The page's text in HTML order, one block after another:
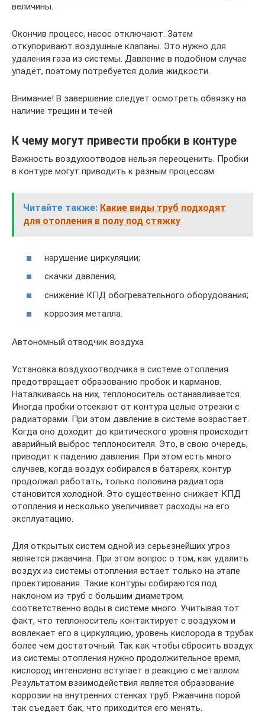
величины.
Окончив процесс, насос отключают. Затем
откупоривают воздушные клапаны. Это нужно для
удаления газа из системы. Давление в подобном случае
упадёт, поэтому потребуется долив жидкости.
Внимание! В завершение следует осмотреть обвязку на
наличие трещин и течей
К чему могут привести пробки в контуре
Важность воздухоотводов нельзя переоценить. Пробки
в контуре могут приводить к разным процессам:
Читайте также: Какие виды труб подходят
для отопления в полу под стяжку
нарушение циркуляции;
скачки давления;
снижение КПД обогревательного оборудования;
коррозия металла.
Автономный отводчик воздуха
Установка воздухоотводчика в системе отопления
предотвращает образованию пробок и карманов.
Наталкиваясь на них, теплоноситель останавливается.
Иногда пробки отсекают от контура целые отрезки с
радиаторами. При этом давление в системе возрастает.
Когда оно доходит до критического уровня происходит
аварийный выброс теплоносителя. Это, в свою очередь,
приводит к падению давления. При этом есть много
случаев, когда воздух собирался в батареях, контур
продолжал работать, только половина радиатора
становится холодной. Это существенно снижает КПД
отопления и несколько увеличивает расходы на его
эксплуатацию.
Для открытых систем одной из серьезнейших угроз
является ржавчина. При этом вопрос о том, как удалить
воздух из системы отопления встает только на этапе
проектирования. Такие контуры собираются под
наклоном из труб с большим диаметром,
соответственно воды в системе много. Учитывая тот
факт, что теплоноситель контактирует с воздухом и
вовлекает его в циркуляцию, уровень кислорода в трубах
более чем достаточный. Так как чтобы сбросить воздух
из системы отопления нужно продолжительное время,
кислород интенсивно вступает в реакцию с металлом.
Результатом взаимодействия является образование
коррозии на внутренних стенках труб. Ржавчина порой
так съедает бак, что приходится его менять.